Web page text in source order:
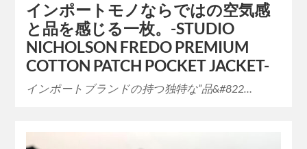
インポートモノならではの空気感
と品を感じる一枚。-STUDIO
NICHOLSON FREDO PREMIUM
COTTON PATCH POCKET JACKET-
インポートブランドの持つ独特な”品&#822…